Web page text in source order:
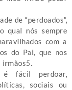
de “perdoados”,
qual nós sempre
com a
do Pai, que nos
irmãos5.
é fácil perdoar,
sociais ou